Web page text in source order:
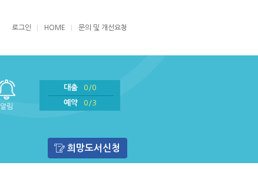
로그인 HOME 문의 및 개선요청
알림
대출
0/0
예약
0/3
희망도서신청